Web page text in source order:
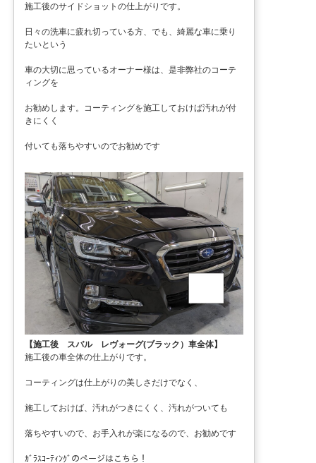
施工後のサイドショットの仕上がりです。
日々の洗車に疲れ切っている方、でも、綺麗な車に乗り
たいという
車の大切に思っているオーナー様は、是非弊社のコーテ
ィングを
お勧めします。コーティングを施工しておけば汚れが付
きにくく
付いても落ちやすいのでお勧めです
【施工後 スバル レヴォーグ(ブラック）車全体】
施工後の車全体の仕上がりです。
コーティングは仕上がりの美しさだけでなく、
施工しておけば、汚れがつきにくく、汚れがついても
落ちやすいので、お手入れが楽になるので、お勧めです
ｶﾞﾗｽｺｰﾃｨﾝｸﾞのページはこちら！